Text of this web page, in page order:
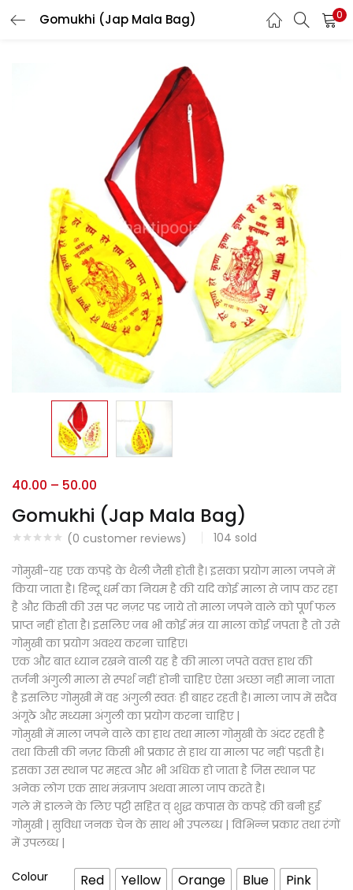
Gomukhi (Jap Mala Bag) 0
Gomukhi (Jap Mala Bag)
(0 customer reviews) 104 sold
40.00 – 50.00
गोमुखी-यह एक कपड़े के थैली जैसी होती है। इसका प्रयोग माला जपने में
किया जाता है। हिन्दू धर्म का नियम है की यदि कोई माला से जाप कर रहा
है और किसी की उस पर नज़र पड जाये तो माला जपने वाले को पूर्ण फल
प्राप्त नहीं होता है। इसलिए जब भी कोई मंत्र या माला कोई जपता है तो उसे
गोमुखी का प्रयोग अवश्य करना चाहिए।
एक और बात ध्यान रखने वाली यह है की माला जपते वक़्त हाथ की
तर्जनी अंगुली माला से स्पर्श नहीं होनी चाहिए ऐसा अच्छा नही माना जाता
है इसलिए गोमुखी में वह अंगुली स्वतः ही बाहर रहती है। माला जाप में सदैव
अंगूठे और मध्यमा अंगुली का प्रयोग करना चाहिए |
गोमुखी में माला जपने वाले का हाथ तथा माला गोमुखी के अंदर रहती है
तथा किसी की नज़र किसी भी प्रकार से हाथ या माला पर नहीं पड़ती है।
इसका उस स्थान पर महत्व और भी अधिक हो जाता है जिस स्थान पर
अनेक लोग एक साथ मंत्रजाप अथवा माला जाप करते है।
गले में डालने के लिए पट्टी सहित व् शुद्ध कपास के कपड़ें की बनी हुई
गोमुखी | सुविधा जनक चेन के साथ भी उपलब्ध | विभिन्न प्रकार तथा रंगों
में उपलब्ध |
Colour Red Yellow Orange Blue
Pink
LOGIN REGISTER
Enter your username and password to login.
Login with your Social ID
Remember me
Login
Lost password?